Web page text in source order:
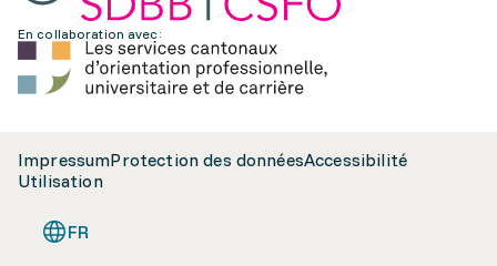
En collaboration avec:
ImpressumProtection des donnéesAccessibilité
Utilisation
FR